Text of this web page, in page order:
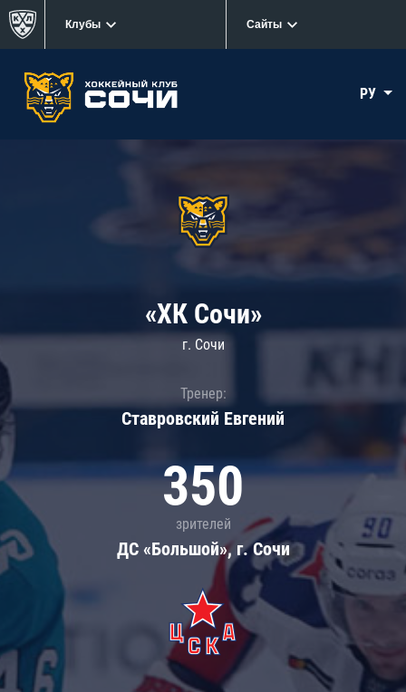
Клубы Сайты
РУ
«ХК Сочи»
г. Сочи
Тренер:
Ставровский Евгений
350
зрителей
ДС «Большой», г. Сочи